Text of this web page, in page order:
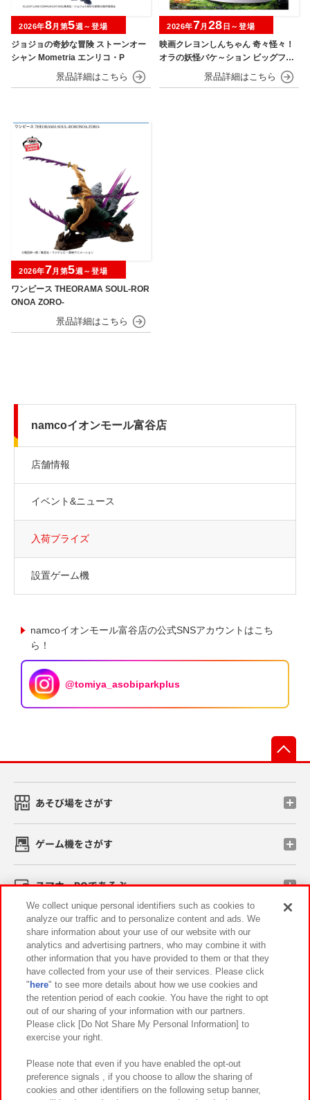
ジョジョの奇妙な冒険 ストーンオー
シャン Mometria エンリコ・P
2026年8月第5週～登場
映画クレヨンしんちゃん 奇々怪々！
オラの妖怪バケ～ション ビッグフィ
ギュア～野原しんのすけ～
2026年7月 28 日～登場
ワンピース THEORAMA SOUL-ROR
ONOA ZORO-
2026年7月第5週～登場
namcoイオンモール富谷店
店舗情報
イベント&ニュース
入荷プライズ
設置ゲーム機
namcoイオンモール富谷店の公式SNSアカウントはこち
ら！
@tomiya_asobiparkplus
あそび場をさがす
ゲーム機をさがす
スマホ・PCであそぶ
イベント・キャンペーン
関連会社 サステナビリティ サイトポリシー
プライバシーポリシー ウェブアクセシビリティ方針と検証結果
お取引先さまとともに
カスタマーハラスメント対応方針 よくあるご質問・お問い合わせ
We collect unique personal identifiers such as cookies to
analyze our traffic and to personalize content and ads. We
share information about your use of our website with our
analytics and advertising partners, who may combine it with
other information that you have provided to them or that they
have collected from your use of their services. Please click
" here" to see more details about how we use cookies and
the retention period of each cookie. You have the right to opt
out of our sharing of your information with our partners.
Please click [Do Not Share My Personal Information] to
exercise your right.
Please note that even if you have enabled the opt-out
preference signals , if you choose to allow the sharing of
cookies and other identifiers on the following setup banner,